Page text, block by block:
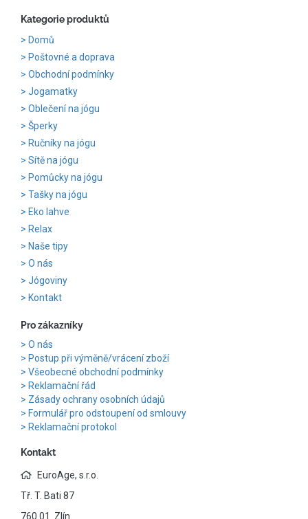
Kategorie produktů
Domů
Poštovné a doprava
Obchodní podmínky
Jogamatky
Oblečení na jógu
Šperky
Ručníky na jógu
Sítě na jógu
Pomůcky na jógu
Tašky na jógu
Eko lahve
Relax
Naše tipy
O nás
Jógoviny
Kontakt
Pro zákazníky
O nás
Postup při výměně/vrácení zboží
Všeobecné obchodní podmínky
Reklamační řád
Zásady ochrany osobních údajů
Formulář pro odstoupení od smlouvy
Reklamační protokol
Kontakt
EuroAge, s.r.o.
Tř. T. Bati 87
760 01 Zlín